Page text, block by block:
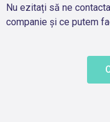
Nu ezitați să ne
companie și ce putem